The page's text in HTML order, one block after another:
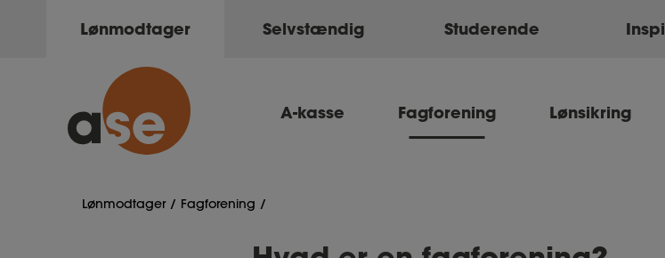
Lønmodtager Selvstændig Studerende
A-kasse Fagforening Lønsikring
Lønmodtager Fagforening